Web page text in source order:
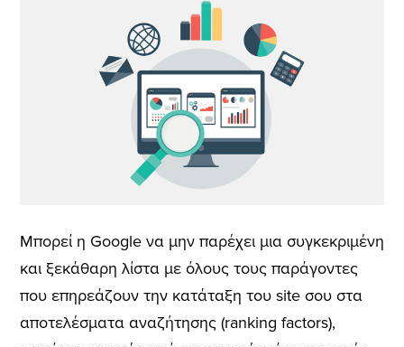
Μπορεί η Google να μην παρέχει μια συγκεκριμένη
και ξεκάθαρη λίστα με όλους τους παράγοντες
που επηρεάζουν την κατάταξη του site σου στα
αποτελέσματα αναζήτησης (ranking factors),